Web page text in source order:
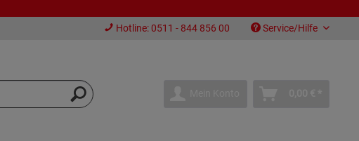
Hotline: 0511 - 844 856 00 Service/Hilfe